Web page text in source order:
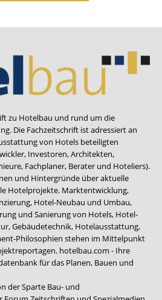
zu Hotelbau und rund um die
Die Fachzeitschrift ist adressiert an
von Hotels beteiligten
Investoren, Architekten,
Fachplaner, Berater und Hoteliers).
und Hintergründe über aktuelle
Hotelprojekte. Marktentwicklung,
Hotel-Neubau und Umbau,
und Sanierung von Hotels, Hotel-
Gebäudetechnik, Hotelausstattung,
Philosophien stehen im Mittelpunkt
hotelbau.com - Ihre
für das Planen, Bauen und
der Sparte Bau- und